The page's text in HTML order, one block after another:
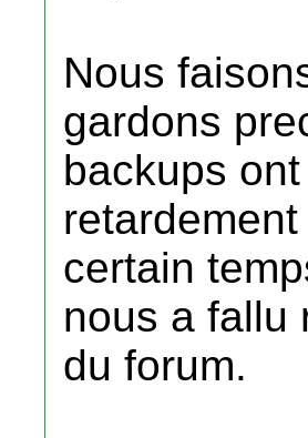
Nous
gardons
backups
certain
nous a fallu
du forum.